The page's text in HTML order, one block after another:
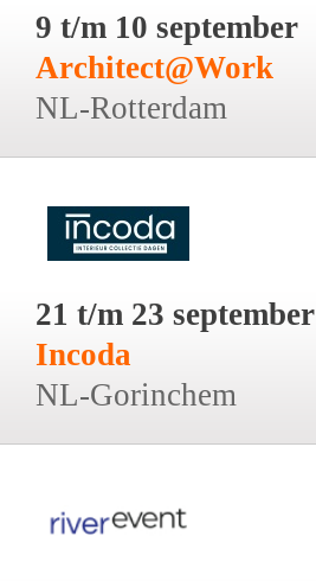
9 t/m 10 september
Architect@Work
NL-Rotterdam
21 t/m 23 september
Incoda
NL-Gorinchem